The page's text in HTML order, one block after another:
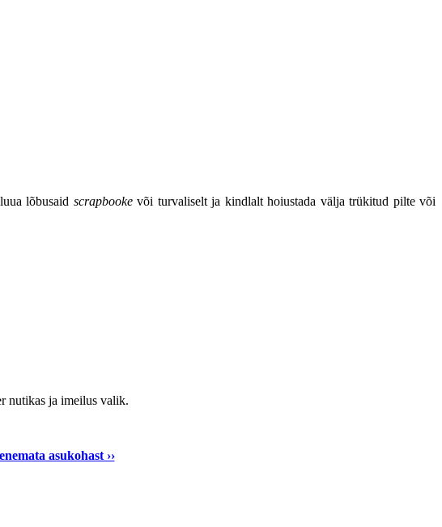
lõbusaid scrapbookevõi turvaliselt ja kindlalt hoiustada välja trükitud pilte või
nutikas ja imeilus valik.
asukohast ››